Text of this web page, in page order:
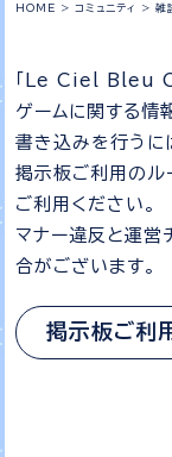
HOME >コミュニティ >雑
「Le Ciel Bleu
ゲームに関する情
書き込みを行うに
掲示板ご利用のル
ご利用ください。
マナー違反と運営
合がございます。
掲示板ご利